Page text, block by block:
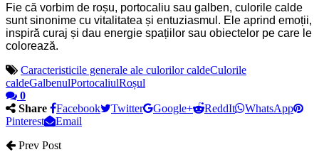
Fie că vorbim de roșu, portocaliu sau galben, culorile calde
sunt sinonime cu vitalitatea și entuziasmul. Ele aprind emoții,
inspiră curaj și dau energie spațiilor sau obiectelor pe care le
colorează.
Caracteristicile generale ale culorilor caldeCulorile
caldeGalbenulPortocaliulRoșul
0
Share
Facebook Twitter Google+ ReddIt
WhatsApp
Pinterest
Email
Prev Post